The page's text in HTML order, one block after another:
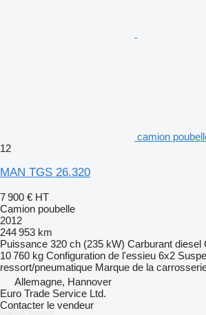
camion
12
MAN TGS 26.320
7 900 € HT
Camion poubelle
2012
244 953 km
Puissance 320 ch (235 kW) Carburant diesel
10 760 kg Configuration de l'essieu 6x2
ressort/pneumatique Marque de la
Allemagne, Hannover
Euro Trade Service Ltd.
Contacter le vendeur